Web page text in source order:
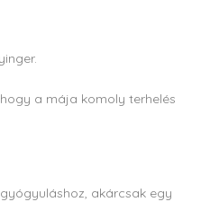
a mája komoly terhelés
akárcsak egy